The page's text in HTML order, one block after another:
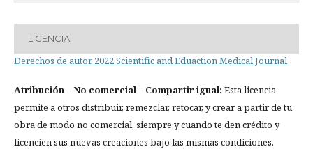
LICENCIA
Derechos de autor 2022 Scientific and Eduaction Medical Journal
Atribución– No comercial – Compartir igual: Esta licencia
permite a otros distribuir, remezclar, retocar, y crear a partir de tu
obra de modo no comercial, siempre y cuando te den crédito y
licencien sus nuevas creaciones bajo las mismas condiciones.